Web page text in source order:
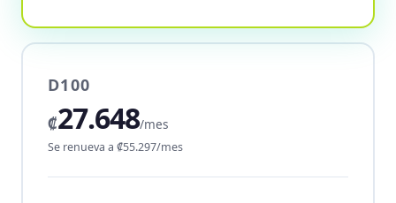
D100
₡27.648/mes
Se renueva a ₡55.297/mes